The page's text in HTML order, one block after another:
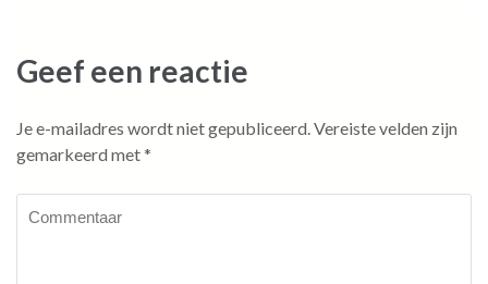
Geef een reactie
Je e-mailadres wordt niet gepubliceerd.Vereiste velden zijn
gemarkeerd met*